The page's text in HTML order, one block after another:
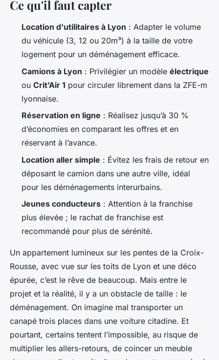
Ce qu'il faut capter
Location d'utilitaires à Lyon : Adapter le volume
du véhicule (3, 12 ou 20m³) à la taille de votre
logement pour un déménagement efficace.
Camions à Lyon : Privilégier un modèle électrique
ou Crit’Air 1 pour circuler librement dans la ZFE-m
lyonnaise.
Réservation en ligne : Réalisez jusqu’à 30 %
d’économies en comparant les offres et en
réservant à l’avance.
Location aller simple : Évitez les frais de retour en
déposant le camion dans une autre ville, idéal
pour les déménagements interurbains.
Jeunes conducteurs : Attention à la franchise
plus élevée ; le rachat de franchise est
recommandé pour plus de sérénité.
Un appartement lumineux sur les pentes de la Croix-
Rousse, avec vue sur les toits de Lyon et une déco
épurée, c’est le rêve de beaucoup. Mais entre le
projet et la réalité, il y a un obstacle de taille : le
déménagement. On imagine mal transporter un
canapé trois places dans une voiture citadine. Et
pourtant, certains tentent l’impossible, au risque de
multiplier les allers-retours, de coincer un meuble